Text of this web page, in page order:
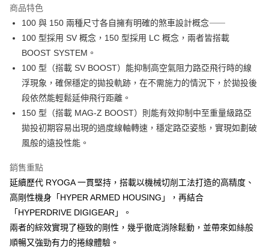
4.訂單成立30分鐘內，如未前往確認交易或遇審核未通過，訂單將自動取
消。如遇「轉專審核」未通過狀況，表示未達大哥付你分期系統評分，恕無
法說明評估內容。
【繳款方式說明】
1.分期款項不併入電信帳單，「大哥付你分期」於每月結算日後寄送繳費提
醒簡訊。
帳／街口支付／iPASS MONEY」等通路繳費。
【注意事項】
1.本服務係由「台灣大哥大股份有限公司」（以下簡稱本公司）所提供，讓
用戶於交易時，得透過本服務購買商品或服務，並由商店將買賣／分期付款
買賣價金債權讓與本公司後，依約使用本公司帳單繳交帳款。
資料（包含姓名、電話或地址）提供予台灣大哥大進項蒐集、處理及利用，
由本公司與您本人進行分期帳單所需資料之確認、核對及更正。
3.完整用戶服務條款，請詳閱以下連結：https://oppay.tw/userRule
便利好安心！
２．便利：只要手機號碼，簡訊認證，即可結帳。
３．安心：先確認商品／服務後，再付款。
１．於結帳方式選擇「AFTEE先享後付」後，將跳轉至「AFTEE先享後付」
結帳頁面，進行簡訊認證並確認金額後，即可完成結帳。
３．收到繳費通知簡訊後14天內，點擊此簡訊中的連結，可透過四大超商／
ATM／網路銀行／等多元方式進行付款，方視為交易完成。
※ 請注意：結帳手續完成當下不需立刻繳費，但若您需要取消訂單，請聯絡
購買商品的店家。未經商家同意取消之訂單仍視為有效，需透過AFTEE先享
後付繳納相關費用。
是否繳費成功／繳費後需取消欲退款等相關疑問，請聯繫「AFTEE先享後付
客戶支援中心」 https://netprotections.freshdesk.com/support/home
【注意事項】
１．透過由恩沛科技股份有限公司提供之「AFTEE先享後付」服務完成之交
權轉讓予恩沛科技股份有限公司。
２．關於個人資料處理事宜，請瀏覽以下網址：
貨到付款
運送方式
全家取貨付款
每筆NT$60，滿NT$1,200(含以上)免運費
付款後全家取貨
每筆NT$60，滿NT$1,200(含以上)免運費
7-11取貨付款
付款後7-11取貨
每筆NT$60，滿NT$1,200(含以上)免運費
一般宅配（門市自取請勿下單，請聯繫客服）
每筆NT$100，滿NT$2,000(含以上)免運費
商品特色
100 與 150 兩種尺寸各自擁有明確的煞車設計概念⸺
100 型採用 SV 概念，150 型採用 LC 概念，兩者皆搭載
BOOST SYSTEM。
100 型（搭載 SV BOOST）能抑制高空氣阻力路亞飛行時的線
浮現象，確保穩定的拋投軌跡，在不需施力的情況下，於拋投後
段依然能輕鬆延伸飛行距離。
150 型（搭載 MAG-Z BOOST）則能有效抑制中至重量級路亞
拋投初期容易出現的過度線軸轉速，穩定路亞姿態，實現如劃破
風般的遠投性能。
銷售重點
延續歷代 RYOGA 一貫堅持，搭載以機械切削工法打造的高精度、
高剛性機身「HYPER ARMED HOUSING」，再結合
「HYPERDRIVE DIGIGEAR」。
兩者的綜效實現了極致的剛性，幾乎徹底消除鬆動，並帶來如絲般
順暢又強勁有力的捲線體驗。